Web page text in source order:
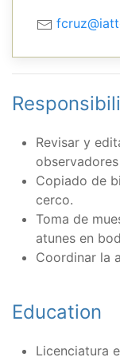
Revisar y
Copiado de
cerco.
Toma de
atunes en
Coordinar la
Education
Licenciatura